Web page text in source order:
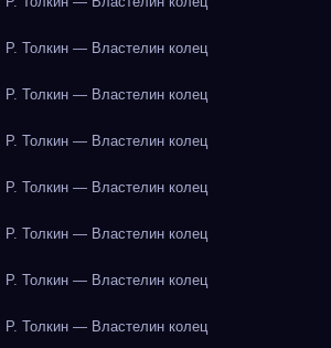
Толкин — Властелин колец
Толкин — Властелин колец
Толкин — Властелин колец
Толкин — Властелин колец
Толкин — Властелин колец
Толкин — Властелин колец
Толкин — Властелин колец